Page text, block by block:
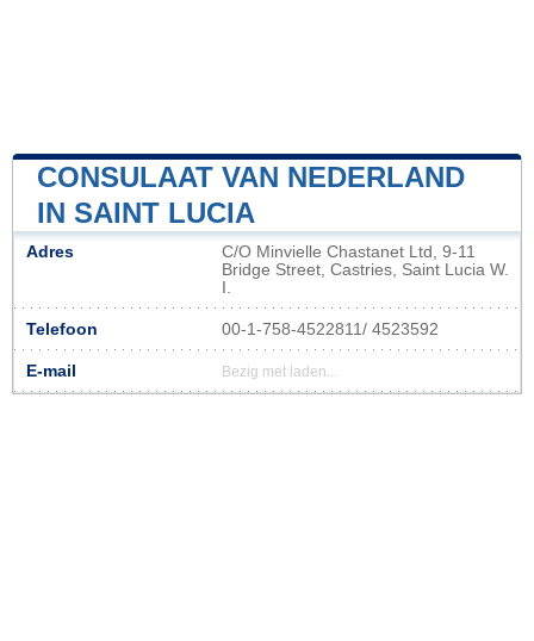
CONSULAAT VAN NEDERLAND
IN SAINT LUCIA
Adres
C/O Minvielle Chastanet Ltd, 9-11
Bridge Street, Castries, Saint Lucia W.
I.
Telefoon 00-1-758-4522811/ 4523592
E-mail Bezig met laden...